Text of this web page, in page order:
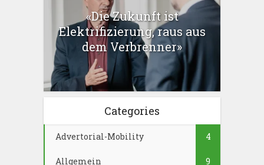
«Die Zukunft ist
Elektrifizierung, raus aus
dem Verbrenner»
Categories
Advertorial-Mobility 4
Allgemein 9